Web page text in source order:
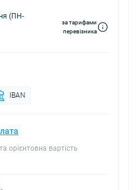
(ПН-
за тарифами
перевізника
IBAN
орієнтовна вартість